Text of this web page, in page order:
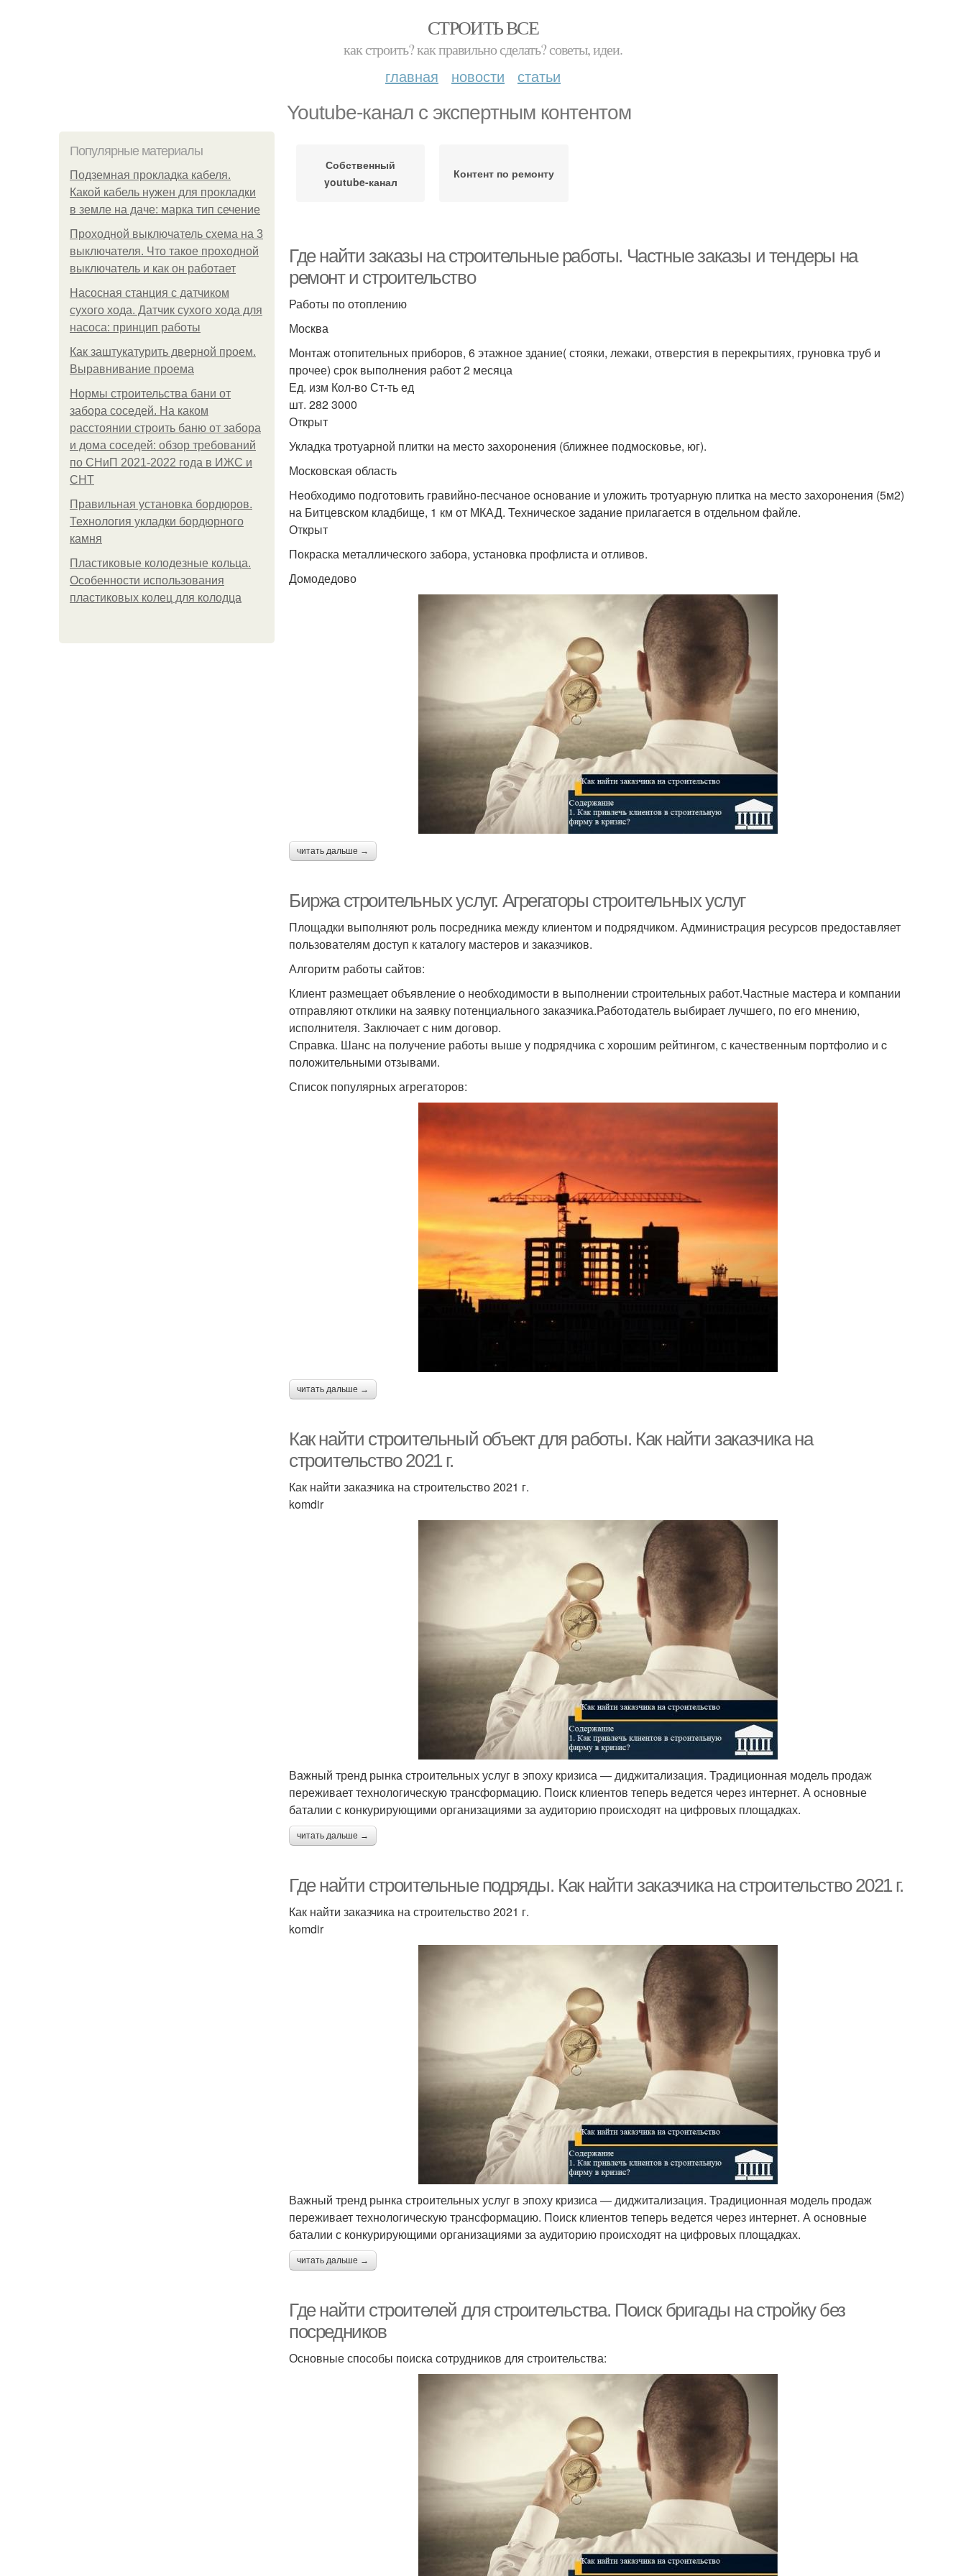
СТРОИТЬ ВСЕ
как строить? как правильно сделать? советы, идеи.
главная новости статьи
Youtube-канал с экспертным контентом
Популярные материалы
Подземная прокладка кабеля.
Какой кабель нужен для прокладки
в земле на даче: марка тип сечение
Проходной выключатель схема на 3
выключателя. Что такое проходной
выключатель и как он работает
Насосная станция с датчиком
сухого хода. Датчик сухого хода для
насоса: принцип работы
Как заштукатурить дверной проем.
Выравнивание проема
Нормы строительства бани от
забора соседей. На каком
расстоянии строить баню от забора
и дома соседей: обзор требований
по СНиП 2021-2022 года в ИЖС и
СНТ
Правильная установка бордюров.
Технология укладки бордюрного
камня
Пластиковые колодезные кольца.
Особенности использования
пластиковых колец для колодца
Собственный
youtube-канал
Контент по ремонту
Где найти заказы на строительные работы. Частные заказы и тендеры на
ремонт и строительство
Работы по отоплению
Москва
Монтаж отопительных приборов, 6 этажное здание( стояки, лежаки, отверстия в перекрытиях, груновка труб и
прочее) срок выполнения работ 2 месяца
Ед. изм Кол-во Ст-ть ед
шт. 282 3000
Открыт
Укладка тротуарной плитки на место захоронения (ближнее подмосковье, юг).
Московская область
Необходимо подготовить гравийно-песчаное основание и уложить тротуарную плитка на место захоронения (5м2)
на Битцевском кладбище, 1 км от МКАД. Техническое задание прилагается в отдельном файле.
Открыт
Покраска металлического забора, установка профлиста и отливов.
Домодедово
читать дальше →
Биржа строительных услуг. Агрегаторы строительных услуг
Площадки выполняют роль посредника между клиентом и подрядчиком. Администрация ресурсов предоставляет
пользователям доступ к каталогу мастеров и заказчиков.
Алгоритм работы сайтов:
Клиент размещает объявление о необходимости в выполнении строительных работ.Частные мастера и компании
отправляют отклики на заявку потенциального заказчика.Работодатель выбирает лучшего, по его мнению,
исполнителя. Заключает с ним договор.
Справка. Шанс на получение работы выше у подрядчика с хорошим рейтингом, с качественным портфолио и c
положительными отзывами.
Список популярных агрегаторов:
читать дальше →
Как найти строительный объект для работы. Как найти заказчика на
строительство 2021 г.
Как найти заказчика на строительство 2021 г.
komdir
Важный тренд рынка строительных услуг в эпоху кризиса — диджитализация. Традиционная модель продаж
переживает технологическую трансформацию. Поиск клиентов теперь ведется через интернет. А основные
баталии с конкурирующими организациями за аудиторию происходят на цифровых площадках.
читать дальше →
Где найти строительные подряды. Как найти заказчика на строительство 2021 г.
Как найти заказчика на строительство 2021 г.
komdir
Важный тренд рынка строительных услуг в эпоху кризиса — диджитализация. Традиционная модель продаж
переживает технологическую трансформацию. Поиск клиентов теперь ведется через интернет. А основные
баталии с конкурирующими организациями за аудиторию происходят на цифровых площадках.
читать дальше →
Где найти строителей для строительства. Поиск бригады на стройку без
посредников
Основные способы поиска сотрудников для строительства: